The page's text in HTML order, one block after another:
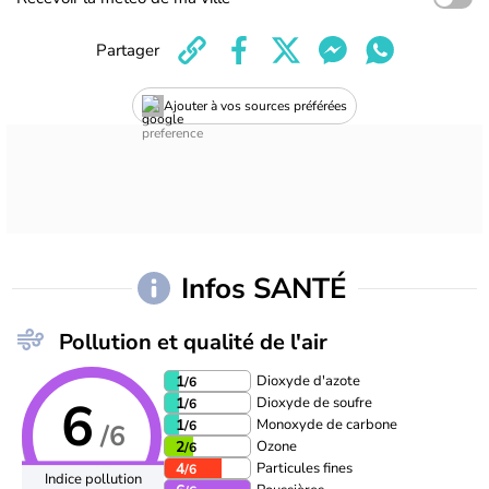
Ajouter à vos sources préférées
Partager
Infos SANTÉ
Pollution et qualité de l'air
6 /6
Indice pollution
1/6 Dioxyde d'azote
1/6 Dioxyde de soufre
1/6 Monoxyde de carbone
2/6 Ozone
4/6 Particules fines